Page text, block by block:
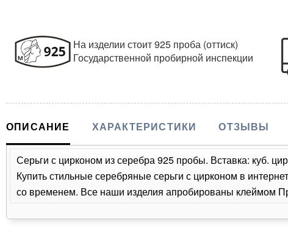
На изделии стоит 925 проба (оттиск)
Государственной пробирной инспекции
ОПИСАНИЕ ХАРАКТЕРИСТИКИ ОТЗЫВЫ
Серьги с цирконом из серебра 925 пробы. Вставка: куб.
Купить стильные серебряные серьги с цирконом в
со временем. Все наши изделия апробированы клеймом